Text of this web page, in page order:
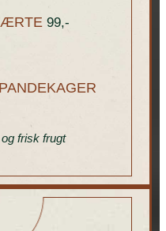
99,-
frisk frugt